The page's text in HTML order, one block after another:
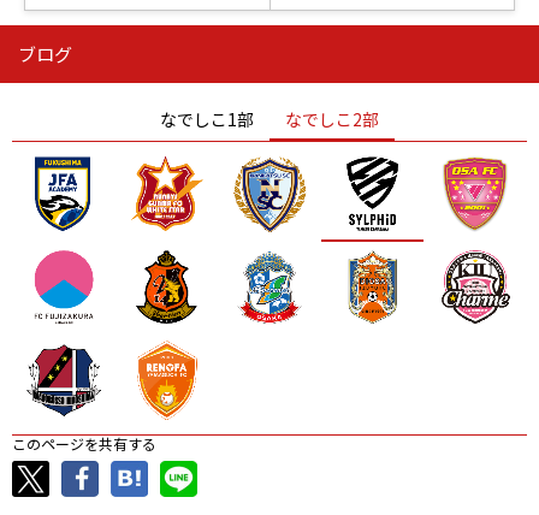
ニッパツ
ニッパツ 名古屋
石人の星
静岡 愛媛Ｌ
ブログ
なでしこ1部 なでしこ2部
このページを共有する